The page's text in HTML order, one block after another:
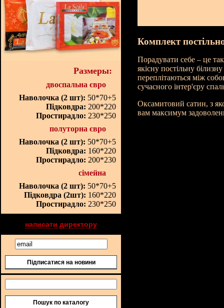
Размеры:
двоспальна євро
Наволочка (2 шт): 50*70+5
Підковдра: 200*220
Простирадло: 230*250
полуторна євро
Наволочка (2 шт): 50*70+5
Підковдра: 160*220
Простирадло: 200*230
сімейна
Наволочка (2 шт): 50*70+5
Підковдра (2шт): 160*220
Простирадло: 230*250
написати директору
Підписатися на новини
Пошук по каталогу
Комплект
Порадувати себе – це
якісну постільну
переплітаються між
сучасного інтер'єру
Оксамитовий сатин, з
вам максимум